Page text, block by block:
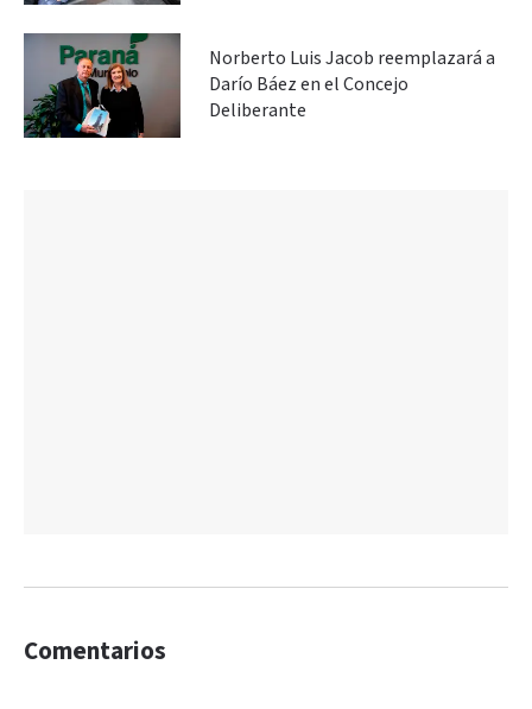
Norberto Luis Jacob reemplazará a
Darío Báez en el Concejo
Deliberante
Comentarios